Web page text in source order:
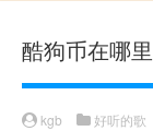
酷狗币在哪里
kgb 好听的歌